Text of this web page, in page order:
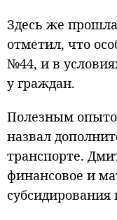
Здесь же
отметил, что
№44, и в
у граждан.
Полезным
назвал
транспорте.
финансовое и
субсидирования